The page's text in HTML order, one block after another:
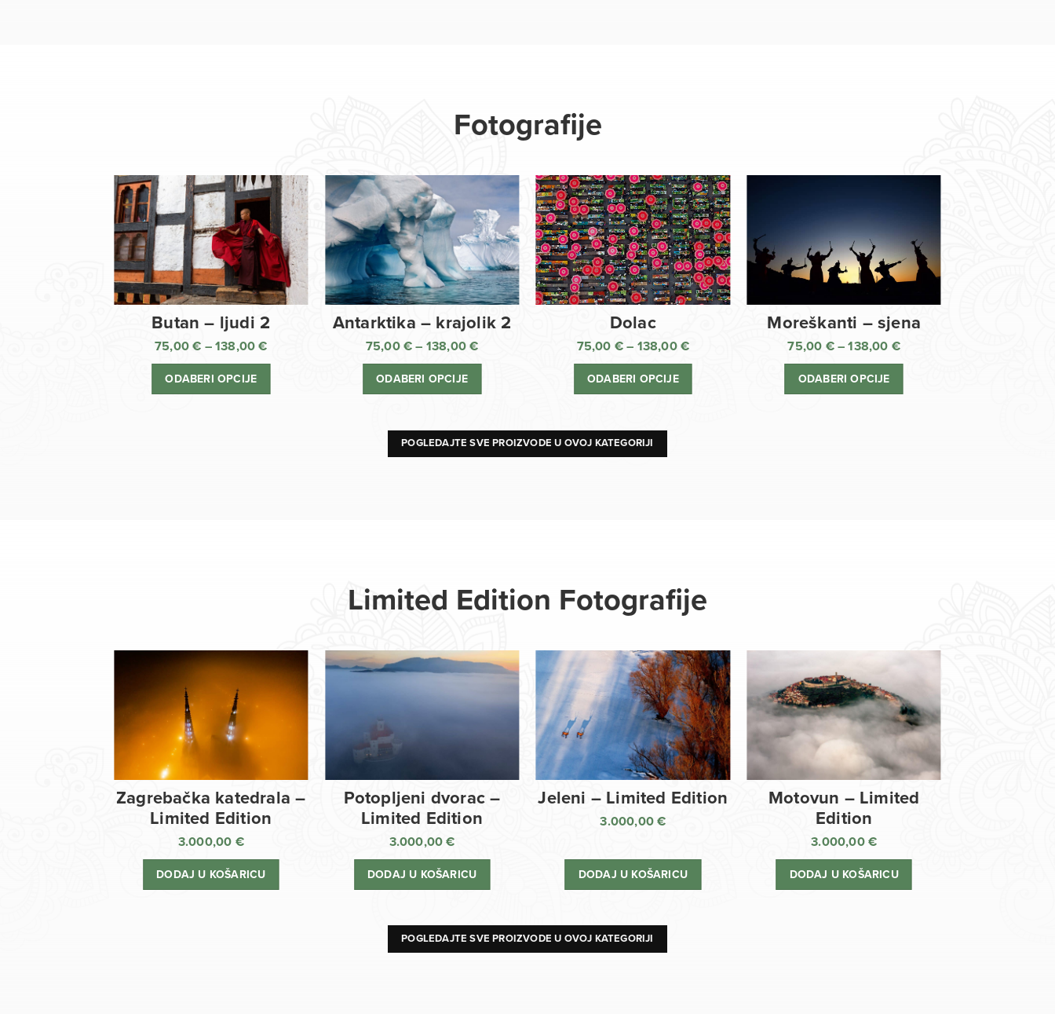
Fotografije
Butan – ljudi 2
75,00€ – 138,00€
ODABERI OPCIJE
Antarktika – krajolik 2
75,00 € – 138,00€
138,00 €
ODABERI OPCIJE
Dolac
75,00 € – 138,00 €
cijena:
ODABERI OPCIJE
Moreškanti – sjena
75,00 € – 138,00 €Raspon
cijena:
ODABERI OPCIJE
POGLEDAJTE SVE PROIZVODE U OVOJ KATEGORIJI
Limited Edition Fotografije
Zagrebačka katedrala –
Limited Edition
3.000,00 €
DODAJ U KOŠARICU
Potopljeni dvorac –
Limited Edition
3.000,00€
DODAJ U KOŠARICU
Jeleni – Limited Edition
3.000,00€
DODAJ U KOŠARICU
Motovun – Limited
Edition
3.000,00 €
DODAJ U KOŠARICU
POGLEDAJTE SVE PROIZVODE U OVOJ KATEGORIJI